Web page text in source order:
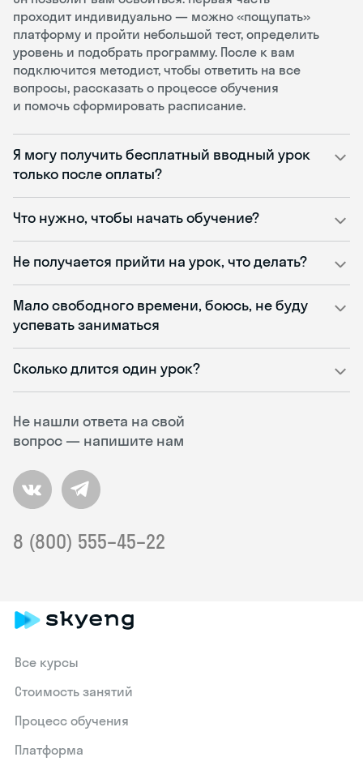
Не нашли ответа на свой
вопрос — напишите нам
8 (800) 555–45–22
проходит индивидуально — можно «пощупать»
платформу и пройти небольшой тест, определить
уровень и подобрать программу. После к вам
подключится методист, чтобы ответить на все
вопросы, рассказать о процессе обучения
и помочь сформировать расписание.
Я могу получить бесплатный вводный урок
только после оплаты?
Что нужно, чтобы начать обучение?
Не получается прийти на урок, что делать?
Мало свободного времени, боюсь, не буду
успевать заниматься
Сколько длится один урок?
Все курсы
Стоимость занятий
Процесс обучения
Платформа